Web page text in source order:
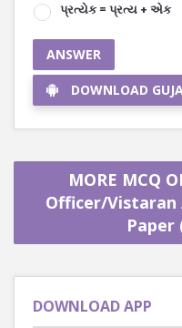
પ્રત્યેક = પ્રત્ય + એક
ANSWER
DOWNLOAD
MORE MCQ
Officer/Vistaran
Paper
DOWNLOAD APP